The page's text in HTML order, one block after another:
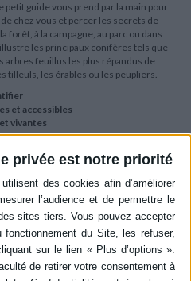
privée est notre priorité
petit guide vous prend par la main pour
chez vous et percer les secrets de
forêt, à la campagne, au parc ou dans
les principaux conifères tels que
arbres feuillus les plus répandus de
tilleuls, les érables ou les peupliers.
et accessibles
vivantes
en relation